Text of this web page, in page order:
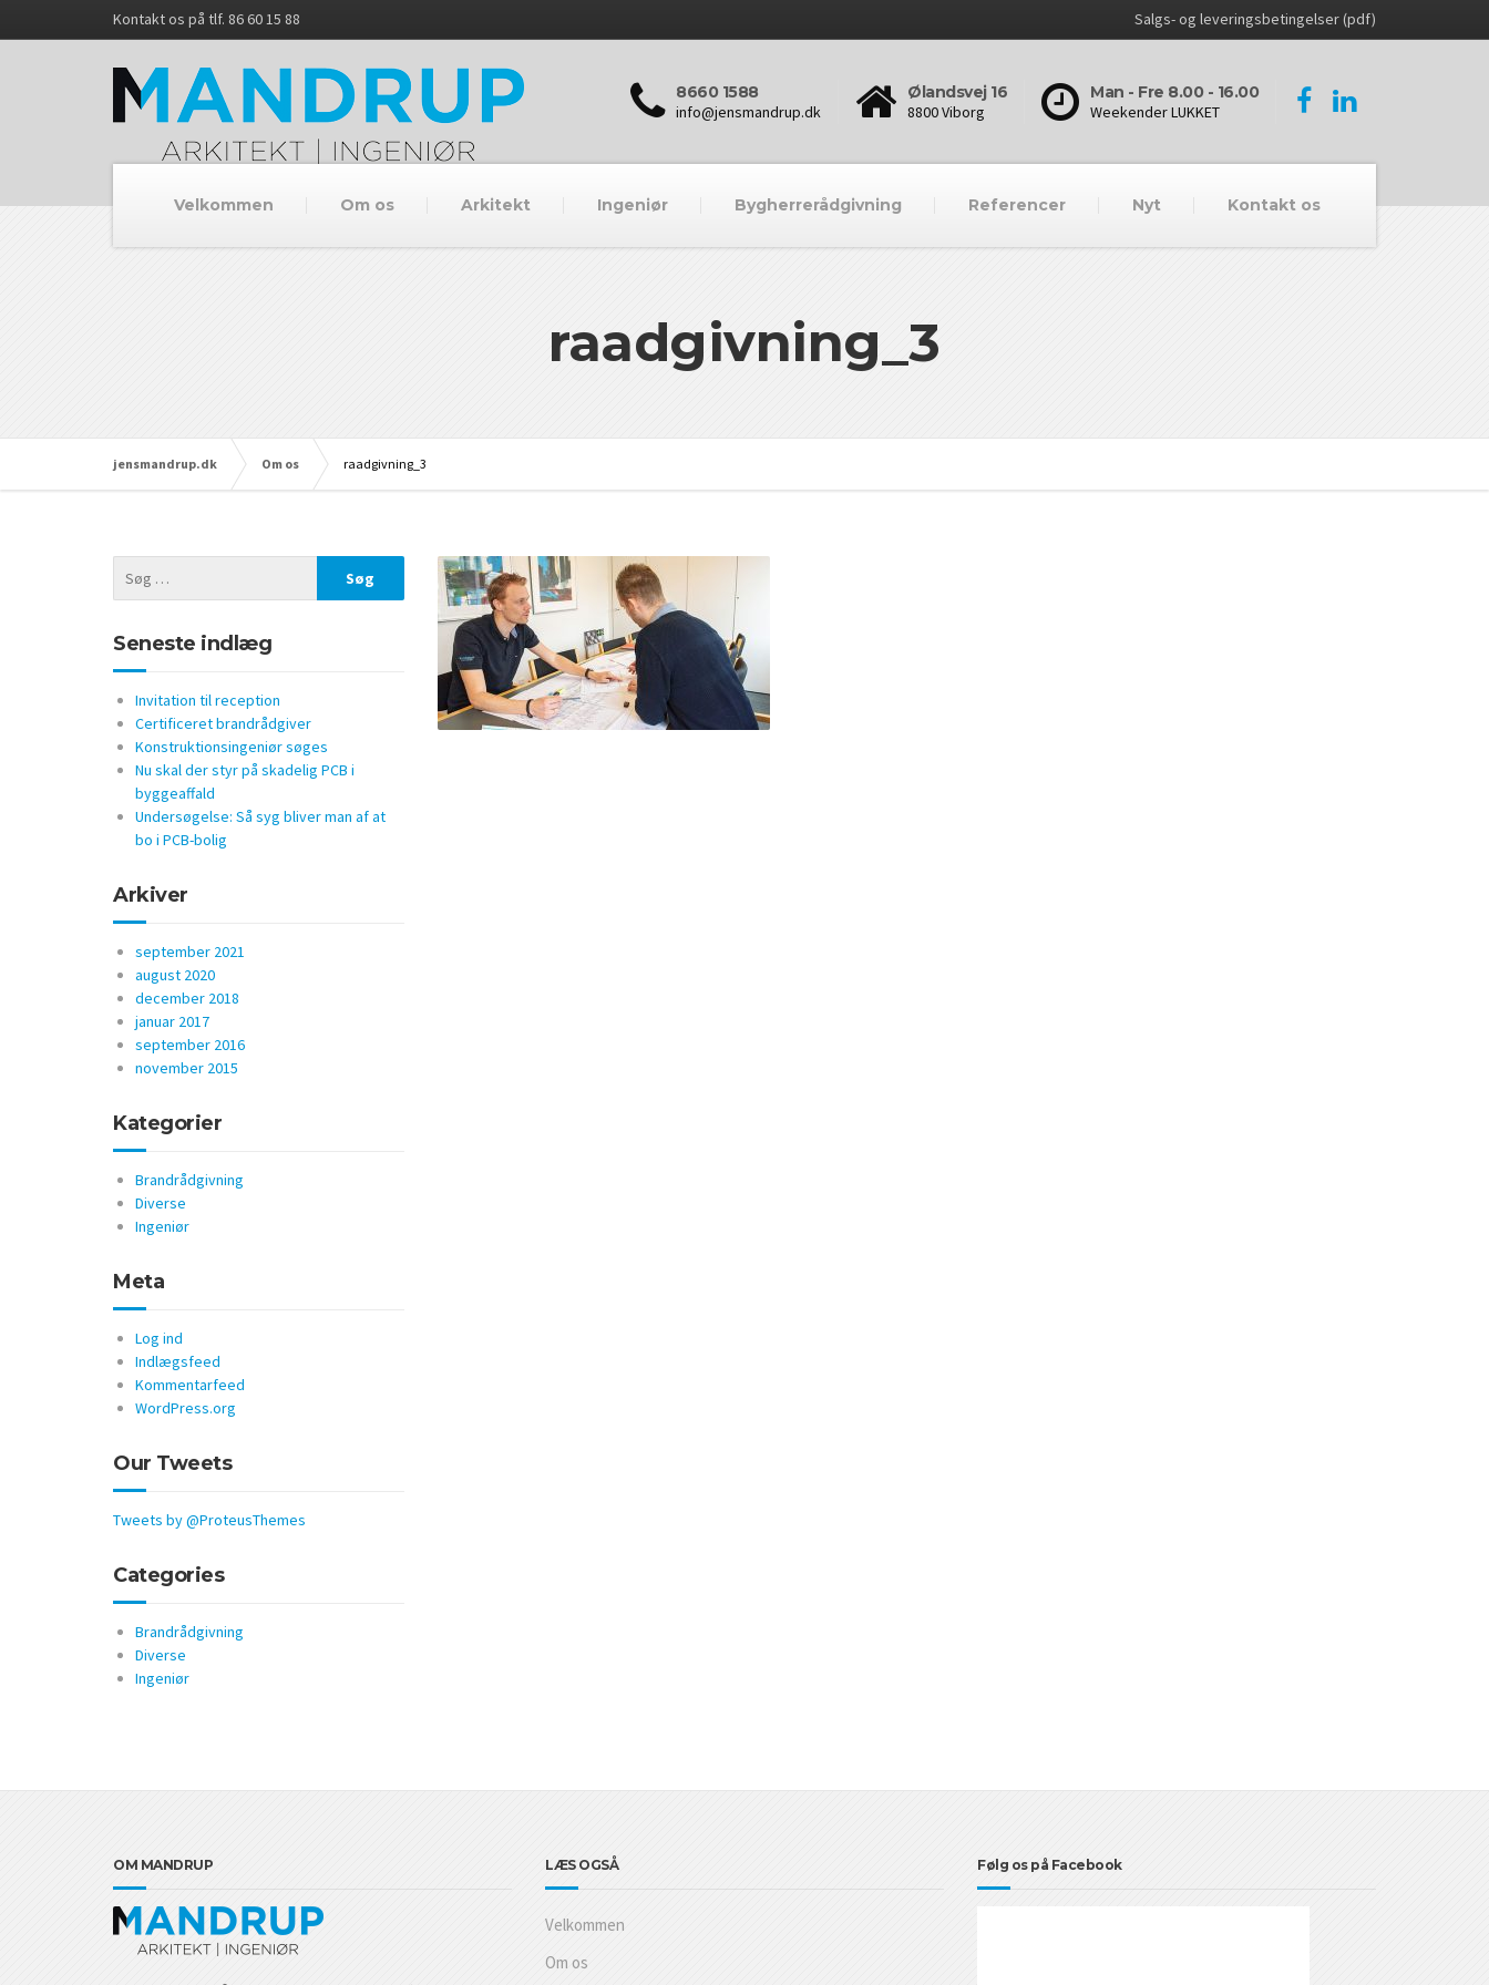
Kontakt os på tlf. 86 60 15 88 Salgs- og leveringsbetingelser (pdf)
8660 1588
info@jensmandrup.dk
Ølandsvej 16
8800 Viborg
Man - Fre 8.00 - 16.00
Weekender LUKKET
Velkommen Om os Arkitekt Ingeniør Bygherrerådgivning Referencer Nyt Kontakt os
raadgivning_3
jensmandrup.dk Om os raadgivning_3
Seneste indlæg
Invitation til reception
Certificeret brandrådgiver
Konstruktionsingeniør søges
Nu skal der styr på skadelig PCB i
byggeaffald
Undersøgelse: Så syg bliver man af at
bo i PCB-bolig
Arkiver
september 2021
august 2020
december 2018
januar 2017
september 2016
november 2015
Kategorier
Brandrådgivning
Diverse
Ingeniør
Meta
Log ind
Indlægsfeed
Kommentarfeed
WordPress.org
Our Tweets
Tweets by @ProteusThemes
Categories
Brandrådgivning
Diverse
Ingeniør
OM MANDRUP LÆS OGSÅ
Velkommen
Om os
Følg os på Facebook